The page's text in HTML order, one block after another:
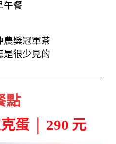
午餐
農獎冠軍茶
是很少見的
點
蛋 │ 290 元